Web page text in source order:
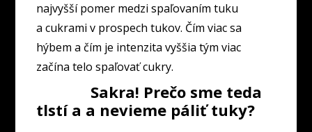
najvyšší pomer medzi spaľovaním tuku
a cukrami v prospech tukov. Čím viac sa
hýbem a čím je intenzita vyššia tým viac
začína telo spaľovať cukry.
Sakra! Prečo sme teda
tlstí a a nevieme páliť tuky?